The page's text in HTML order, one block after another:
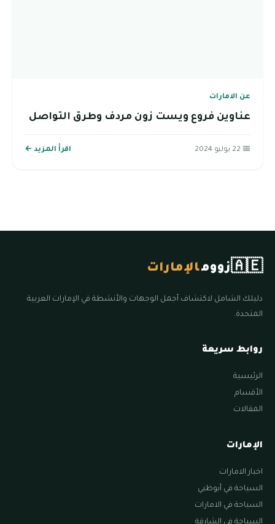
عن الامارات
عناوين فروع ويست زون مردف وطرق التواصل
📅 22 يوليو 2024 اقرأ المزيد ←
🇦🇪زوومالإمارات
دليلك الشامل لاكتشاف أجمل الوجهات والأنشطة في الإمارات العربية
المتحدة.
روابط سريعة
الرئيسية
الأقسام
المقالات
الإمارات
اخبار الامارات
السياحة في أبوظبي
السياحة في الامارات
السياحة في الشارقة